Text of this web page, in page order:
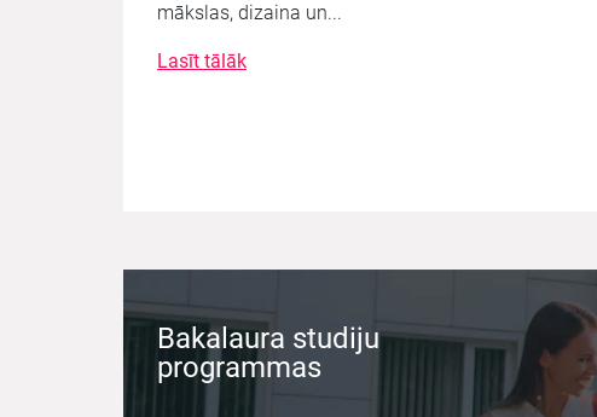
mākslas, dizaina un...
Lasīt tālāk
Bakalaura studiju
programmas